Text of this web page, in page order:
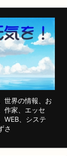
世界の情報、お
作家、エッセ
WEB、システ
さ